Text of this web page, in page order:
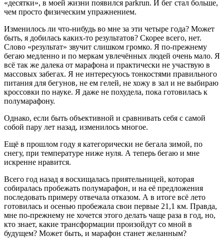
«десятки», в моей жизни появился parkrun. И бег стал больше,
чем просто физическим упражнением.
Изменилось ли что-нибудь во мне за эти четыре года? Может
быть, я добилась каких-то результатов? Скорее всего, нет.
Слово «результат» звучит слишком громко. Я по-прежнему
бегаю медленно и по меркам увлечённых людей очень мало. Я
всё так же далека от марафона и практически не участвую в
массовых забегах. Я не интересуюсь тонкостями правильного
питания для бегунов, не ем гелей, не хожу в зал и не выбираю
кроссовки по науке. Я даже не похудела, пока готовилась к
полумарафону.
Однако, если быть объективной и сравнивать себя с самой
собой пару лет назад, изменилось многое.
Ещё в прошлом году я категорически не бегала зимой, по
снегу, при температуре ниже нуля. А теперь бегаю и мне
искренне нравится.
Всего год назад я восхищалась приятельницей, которая
собиралась пробежать полумарафон, и на её предложения
последовать примеру отвечала отказом. А в итоге всё лето
готовилась и осенью пробежала свои первые 21,1 км. Правда,
мне по-прежнему не хочется этого делать чаще раза в год, но,
кто знает, какие трансформации произойдут со мной в
будущем? Может быть, и марафон станет желанным?